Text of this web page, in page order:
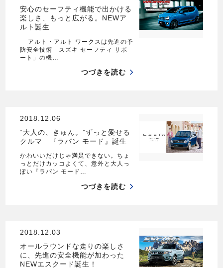
安心のセーフティ機能で出かける
楽しさ、もっと広がる。NEWア
ルト誕生
アルト・アルト ワークスは先進の予
防安全技術「スズキ セーフティ サポ
ート」の機…
つづきを読む
2018.12.06
“大人の、きゅん。”ずっと愛せる
クルマ 『ラパン モード』誕生
かわいいだけじゃ満足できない。ちょ
っとだけカッコよくて、意外と大人っ
ぽい『ラパン モード…
つづきを読む
2018.12.03
オールラウンドな走りの楽しさ
に、先進の安全機能が加わった
NEWエスクード誕生！